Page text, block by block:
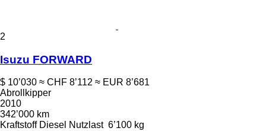
2
Isuzu FORWARD
$ 10’030 ≈ CHF 8’112 ≈ EUR 8’681
Abrollkipper
2010
342’000 km
Kraftstoff Diesel Nutzlast 6’100 kg